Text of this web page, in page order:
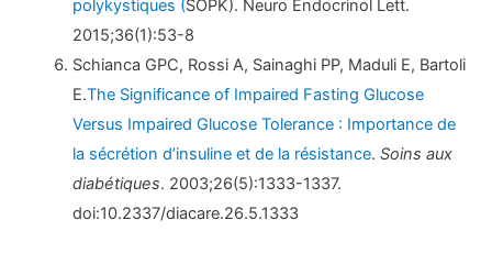
polykystiques (SOPK). Neuro Endocrinol Lett.
2015;36(1):53-8
Schianca GPC, Rossi A, Sainaghi PP, Maduli E, Bartoli
E.The Significance of Impaired Fasting Glucose
Versus Impaired Glucose Tolerance : Importance de
la sécrétion d’insuline et de la résistance.Soins aux
diabétiques. 2003;26(5):1333-1337.
doi:10.2337/diacare.26.5.1333